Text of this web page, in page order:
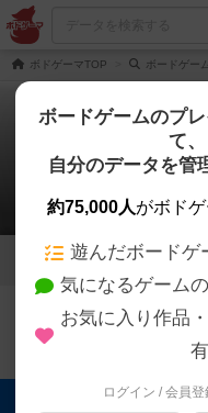
ボドゲーマTOP ボードゲー
フ
2
ボドゲーマにログインすると、
ロード出来たり、他のユーザ
また、トップ6の画像は様々な
トップに表示される画像
ボードゲームのプ
て、
自分のデータを管
約75,000人がボド
遊んだボードゲ
気になるゲーム
お気に入り作品
有
ログイン / 会員登